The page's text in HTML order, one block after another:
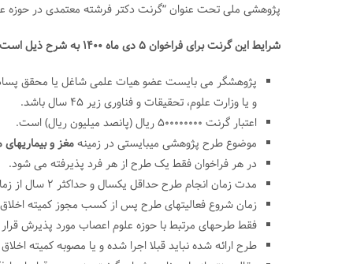
پژوهشی ملی تحت عنوان “گرنت دکتر فرشته معتمدی در حوزه علوم اعصاب”
شرایط این گرنت برای فراخوان ۵ دی ماه ۱۴۰۰ به شرح ذیل است:
پژوهشگر می بایست عضو هیات علمی شاغل یا محقق
و یا وزارت علوم، تحقیقات و فناوری زیر 45 سال باشد.
اعتبار گرنت 500000000 ریال (پانصد میلیون ریال) است.
موضوع طرح پژوهشی میبایستی در زمینهمغز و بیماریهای
در هر فراخوان فقط یک طرح از هر فرد پذیرفته می شود.
مدت زمان انجام طرح حداقل یکسال و حداکثر 2 سال از زمان عقد قرارداد می باشد.
زمان شروع فعالیتهای طرح پس از کسب مجوز کمیته
فقط طرحهای مرتبط با حوزه علوم اعصاب مورد پذیرش
طرح ارائه شده نباید قبلا اجرا شده و یا مصوبه کمیته